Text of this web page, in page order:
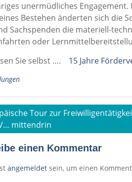
unermüdliches
Bestehen änderten sich die
Sachspenden die materiell-
oder
Sie selbst …. 15 Jahre
Tour zur
mittendrin
einen Kommentar
angemeldet sein, um einen